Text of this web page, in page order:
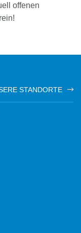
offenen
STANDORTE